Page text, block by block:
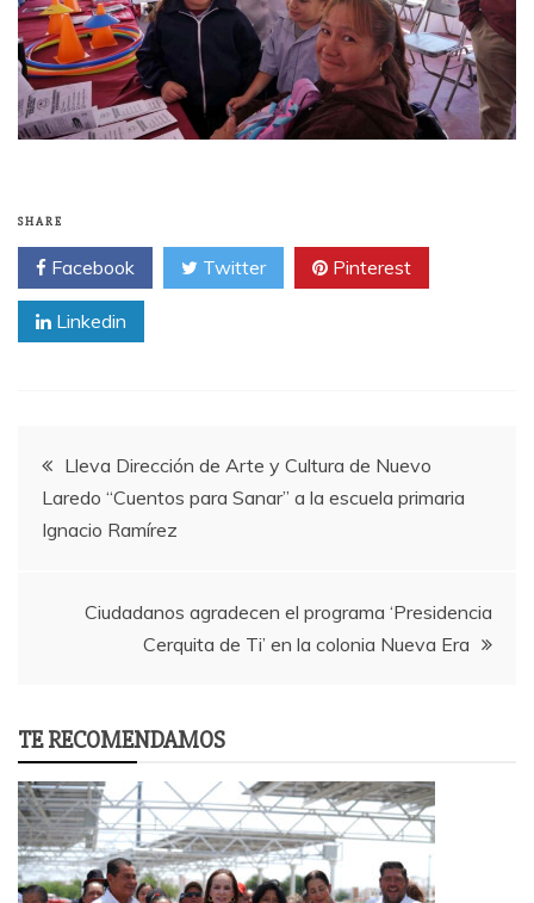
SHARE
Facebook Twitter Pinterest
Linkedin
Post
navigation
Lleva Dirección de Arte y Cultura de Nuevo
Laredo “Cuentos para Sanar” a la escuela primaria
Ignacio Ramírez
Ciudadanos agradecen el programa ‘Presidencia
Cerquita de Ti’ en la colonia Nueva Era
TE RECOMENDAMOS